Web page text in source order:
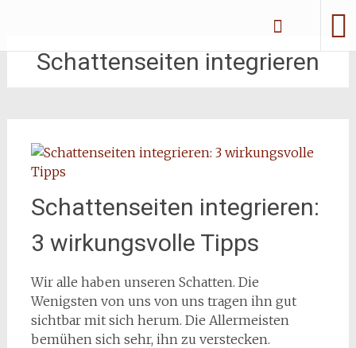
springen
Schattenseiten integrieren
Schattenseiten integrieren:
3 wirkungsvolle Tipps
Wir alle haben unseren Schatten. Die
Wenigsten von uns von uns tragen ihn gut
sichtbar mit sich herum. Die Allermeisten
bemühen sich sehr, ihn zu verstecken.